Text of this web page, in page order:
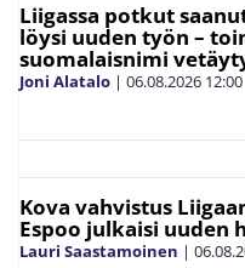
Liigassa potkut
löysi uuden työn –
suomalaisnimi
Joni Alatalo | 06.08.2026 12:00
Kova vahvistus
Espoo julkaisi uuden
Lauri Saastamoinen |